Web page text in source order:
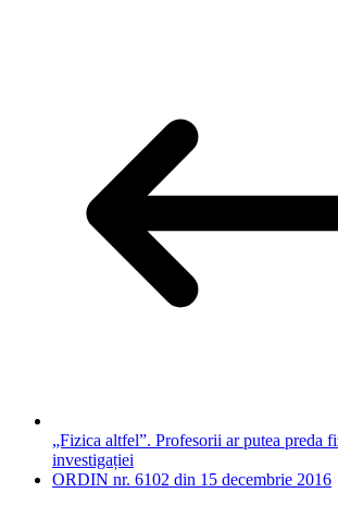
„Fizica altfel”. Profesorii ar putea preda
investigației
ORDIN nr. 6102 din 15 decembrie 2016